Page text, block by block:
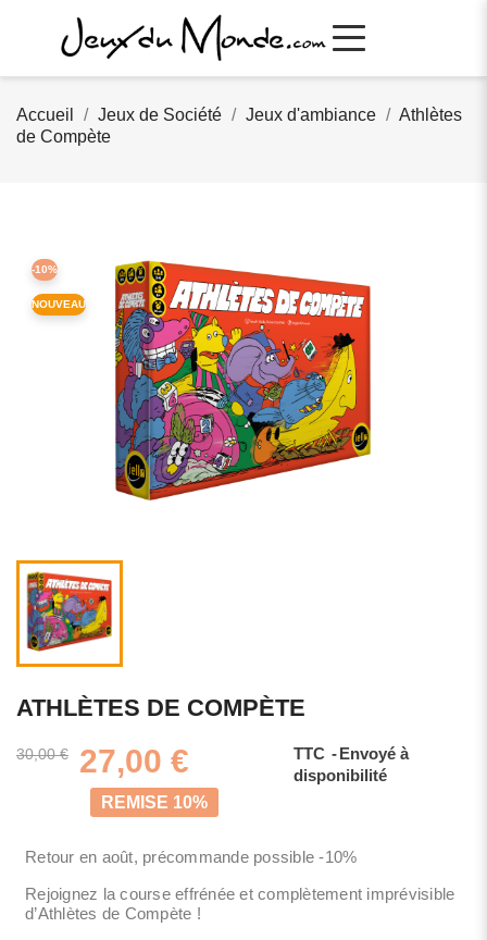
Accueil Jeux de Société Jeux d'ambiance
Athlètes
de Compète
-10%
NOUVEAU
ATHLÈTES DE COMPÈTE
30,00 € 27,00 €
REMISE 10%
TTC
Envoyé à
disponibilité
Retour en août, précommande possible -10%
Rejoignez la course effrénée et complètement imprévisible
d’Athlètes de Compète !